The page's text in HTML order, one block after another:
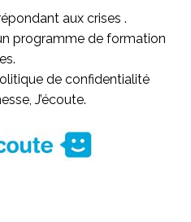
aux crises .
programme de formation
de confidentialité
J’écoute.